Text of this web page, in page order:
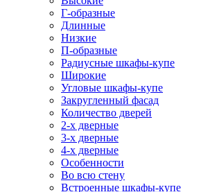
Г-образные
Длинные
Низкие
П-образные
Радиусные шкафы-купе
Широкие
Угловые шкафы-купе
Закругленный фасад
Количество дверей
2-х дверные
3-х дверные
4-х дверные
Особенности
Во всю стену
Встроенные шкафы-купе